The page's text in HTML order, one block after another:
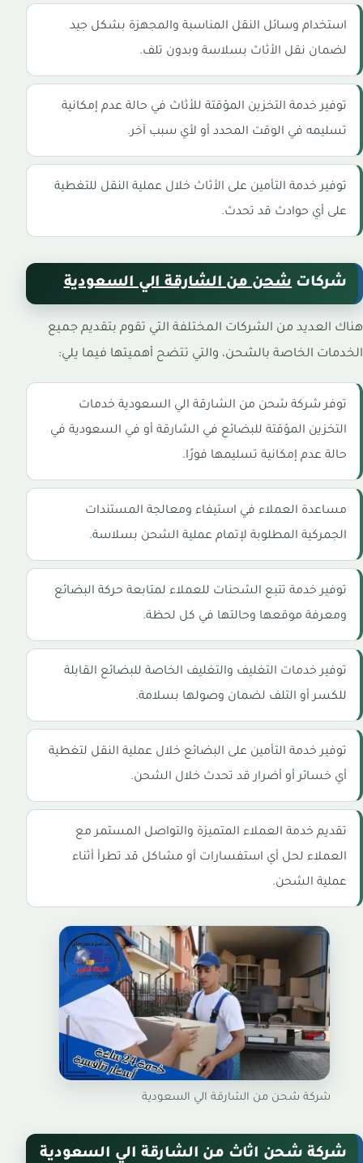
استخدام وسائل النقل المناسبة والمجهزة بشكل جيد
لضمان نقل الأثاث بسلاسة وبدون تلف.
توفير خدمة التخزين المؤقتة للأثاث في حالة عدم إمكانية
تسليمه في الوقت المحدد أو لأي سبب آخر.
توفير خدمة التأمين على الأثاث خلال عملية النقل للتغطية
على أي حوادث قد تحدث.
شركاتشحن من الشارقة الي السعودية
هناك العديد من الشركات المختلفة التي تقوم بتقديم جميع
الخدمات الخاصة بالشحن، والتي تتضح أهميتها فيما يلي:
توفر شركة شحن من الشارقة الي السعودية خدمات
التخزين المؤقتة للبضائع في الشارقة أو في السعودية في
حالة عدم إمكانية تسليمها فورًا.
مساعدة العملاء في استيفاء ومعالجة المستندات
الجمركية المطلوبة لإتمام عملية الشحن بسلاسة.
توفير خدمة تتبع الشحنات للعملاء لمتابعة حركة البضائع
ومعرفة موقعها وحالتها في كل لحظة.
توفير خدمات التغليف والتغليف الخاصة للبضائع القابلة
للكسر أو التلف لضمان وصولها بسلامة.
توفير خدمة التأمين على البضائع خلال عملية النقل لتغطية
أي خسائر أو أضرار قد تحدث خلال الشحن.
تقديم خدمة العملاء المتميزة والتواصل المستمر مع
العملاء لحل أي استفسارات أو مشاكل قد تطرأ أثناء
عملية الشحن.
شركة شحن من الشارقة الي السعودية
شركة شحن اثاث من الشارقة الي السعودية